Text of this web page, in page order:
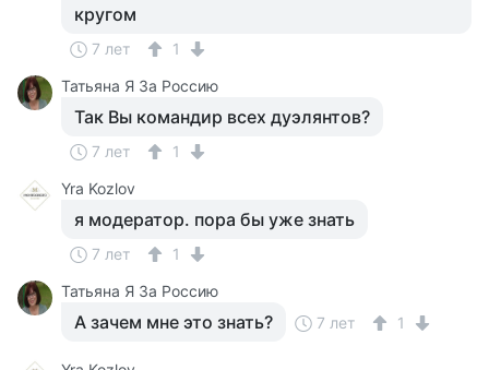
кругом
7 лет
1
Татьяна Я За Россию
Так Вы командир всех дуэлянтов?
7 лет
1
Yra Kozlov
я модератор. пора бы уже знать
7 лет
1
Татьяна Я За Россию
А зачем мне это знать? 7 лет 1